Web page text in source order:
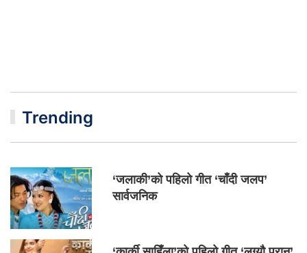
Trending
‘जलाकी’को पहिलो गीत ‘चाँदी जलप’
सार्वजनिक